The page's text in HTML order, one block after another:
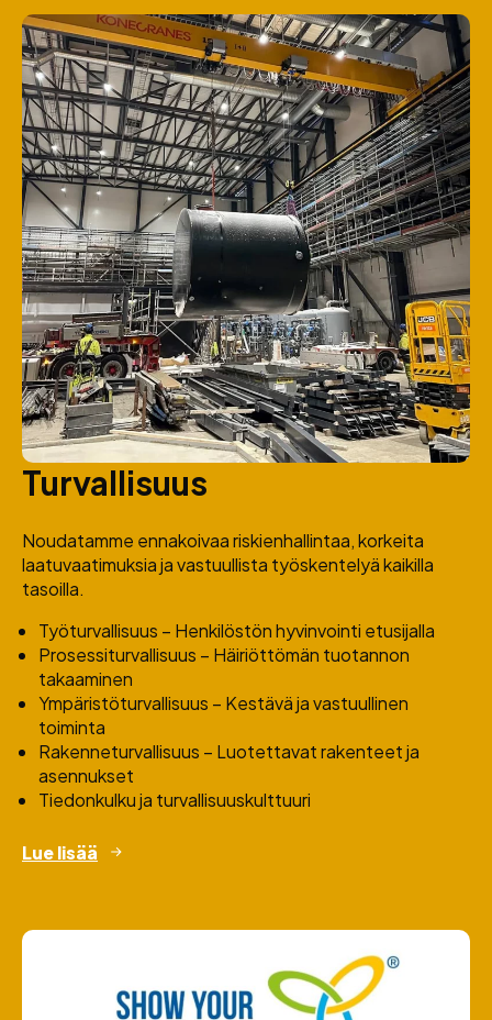
Turvallisuus
Noudatamme ennakoivaa riskienhallintaa, korkeita
laatuvaatimuksia ja vastuullista työskentelyä kaikilla
tasoilla.
Työturvallisuus – Henkilöstön hyvinvointi etusijalla
Prosessiturvallisuus – Häiriöttömän tuotannon
takaaminen
Ympäristöturvallisuus – Kestävä ja vastuullinen
toiminta
Rakenneturvallisuus – Luotettavat rakenteet ja
asennukset
Tiedonkulku ja turvallisuuskulttuuri
Lue lisää